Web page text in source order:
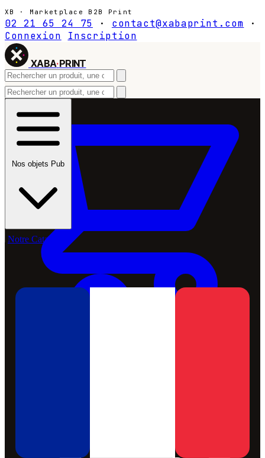
XB · Marketplace B2B Print
02 21 65 24 75 · contact@xabaprint.com
·
Connexion
Inscription
XABA·PRINT
Nos objets Pub
Notre Catalogue